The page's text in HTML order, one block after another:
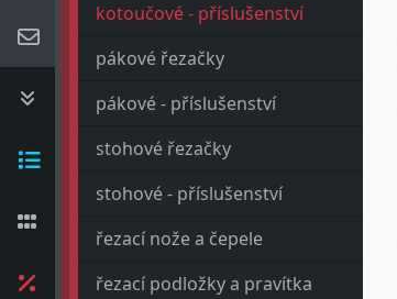
kotoučové - příslušenství
pákové řezačky
pákové - příslušenství
stohové řezačky
stohové - příslušenství
řezací nože a čepele
řezací podložky a pravítka